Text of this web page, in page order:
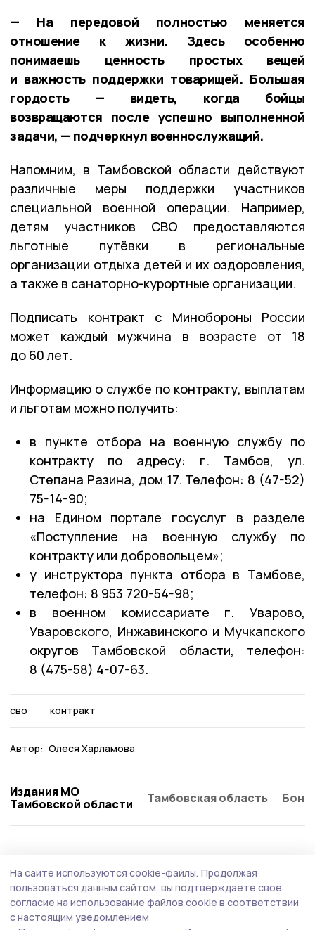
— На передовой полностью меняется
отношение к жизни. Здесь особенно
понимаешь ценность простых вещей
и важность поддержки товарищей. Большая
гордость — видеть, когда бойцы
возвращаются после успешно выполненной
задачи, — подчеркнул военнослужащий.
Напомним, в Тамбовской области действуют
различные меры поддержки участников
специальной военной операции. Например,
детям участников СВО предоставляются
льготные путёвки в региональные
организации отдыха детей и их оздоровления,
а также в санаторно-курортные организации.
Подписать контракт с Минобороны России
может каждый мужчина в возрасте от 18
до 60 лет.
Информацию о службе по контракту, выплатам
и льготам можно получить:
в пункте отбора на военную службу по
контракту по адресу: г. Тамбов, ул.
Степана Разина, дом 17. Телефон: 8 (47-52)
75-14-90;
на Едином портале госуслуг в разделе
«Поступление на военную службу по
контракту или добровольцем»;
у инструктора пункта отбора в Тамбове,
телефон: 8 953 720-54-98;
в военном комиссариате г. Уварово,
Уваровского, Инжавинского и Мучкапского
округов Тамбовской области, телефон:
8 (475-58) 4-07-63.
сво контракт
Автор: Олеся Харламова
Издания МО
Тамбовской области
Тамбовская область
«Защита для ребенка» — новая подписка
«Ростелекома» позаботится о
кибербезопасности подрастающего
На сайте используются cookie-файлы. Продолжая
пользоваться данным сайтом, вы подтверждаете свое
согласие на использование файлов cookie в соответствии
с настоящим уведомлением